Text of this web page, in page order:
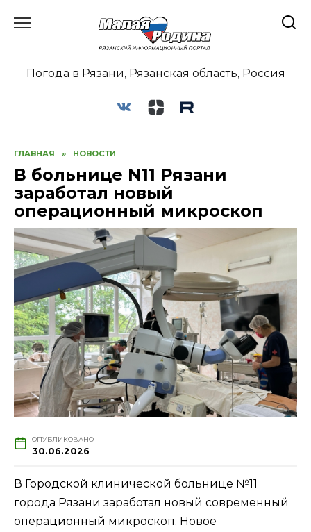
Погода в Рязани, Рязанская область, Россия
ГЛАВНАЯ » НОВОСТИ
В больнице N11 Рязани
заработал новый
операционный микроскоп
ОПУБЛИКОВАНО
30.06.2026
В Городской клинической больнице №11
города Рязани заработал новый современный
операционный микроскоп. Новое